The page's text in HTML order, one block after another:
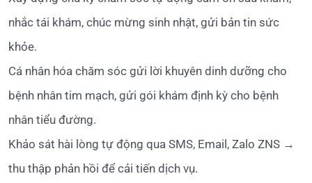
nhắc tái khám, chúc mừng sinh nhật, gửi bản tin sức
khỏe.
Cá nhân hóa chăm sóc gửi lời khuyên dinh dưỡng cho
bệnh nhân tim mạch, gửi gói khám định kỳ cho bệnh
nhân tiểu đường.
Khảo sát hài lòng tự động qua SMS, Email, Zalo ZNS →
thu thập phản hồi để cải tiến dịch vụ.